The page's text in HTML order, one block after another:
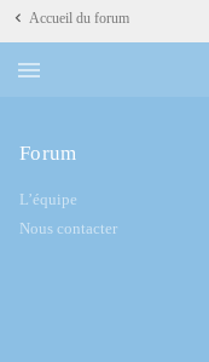
Accueil du forum
Forum
L’équipe
Nous contacter